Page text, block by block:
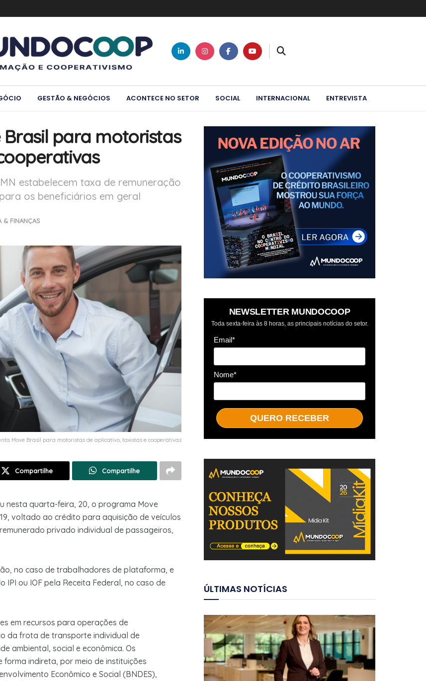
GESTÃO & NEGÓCIOS ACONTECE NO SETOR SOCIAL INTERNACIONAL ENTREVISTA
para motoristas
estabelecem taxa de remuneração
os beneficiários em geral
& FINANÇAS
Move Brasil para motoristas de aplicativo, taxistas e cooperativas
Compartilhe Compartilhe
nesta quarta-feira, 20, o programa Move
voltado ao crédito para aquisição de veículos
privado individual de passageiros,
no caso de trabalhadores de plataforma, e
ou IOF pela Receita Federal, no caso de
em recursos para operações de
da frota de transporte individual de
ambiental, social e econômica. Os
indireta, por meio de instituições
Econômico e Social (BNDES),
NEWSLETTER MUNDOCOOP
Toda sexta-feira às 8 horas, as principais notícias do setor.
Email*
Nome*
QUERO RECEBER
ÚLTIMAS NOTÍCIAS